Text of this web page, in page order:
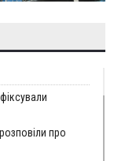
про